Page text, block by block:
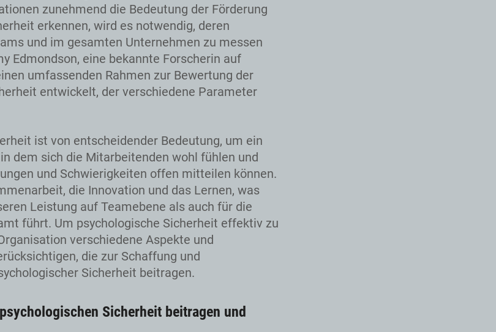
zunehmend die Bedeutung der Förderung
erkennen, wird es notwendig, deren
und im gesamten Unternehmen zu messen
Edmondson, eine bekannte Forscherin auf
umfassenden Rahmen zur Bewertung der
entwickelt, der verschiedene Parameter
ist von entscheidender Bedeutung, um ein
dem sich die Mitarbeitenden wohl fühlen und
und Schwierigkeiten offen mitteilen können.
die Innovation und das Lernen, was
Leistung auf Teamebene als auch für die
führt. Um psychologische Sicherheit effektiv zu
verschiedene Aspekte und
die zur Schaffung und
Sicherheit beitragen.
Sicherheit beitragen und